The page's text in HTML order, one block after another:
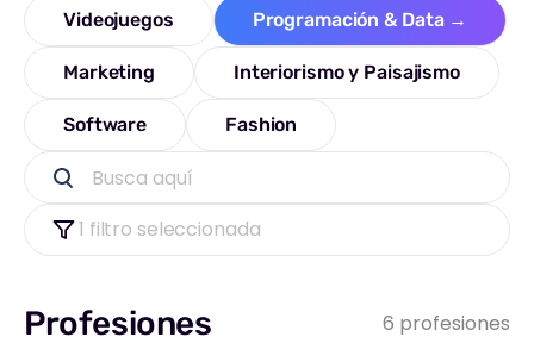
Videojuegos Programación & Data →
Marketing Interiorismo y Paisajismo
Software Fashion
Busca aquí
1 filtro seleccionada
Profesiones 6 profesiones